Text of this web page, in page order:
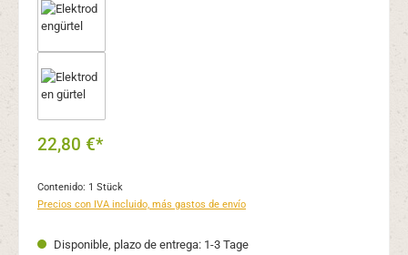
22,80 €*
Contenido: 1 Stück
Precios con IVA incluido, más gastos de envío
Disponible, plazo de entrega: 1-3 Tage